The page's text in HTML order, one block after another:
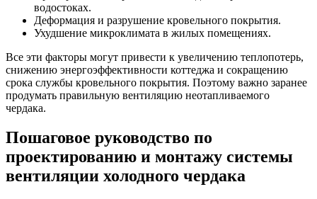
водостоках.
Деформация и разрушение кровельного покрытия.
Ухудшение микроклимата в жилых помещениях.
Все эти факторы могут привести к увеличению теплопотерь,
снижению энергоэффективности коттеджа и сокращению
срока службы кровельного покрытия. Поэтому важно заранее
продумать правильную вентиляцию неотапливаемого
чердака.
Пошаговое руководство по
проектированию и монтажу системы
вентиляции холодного чердака